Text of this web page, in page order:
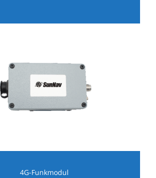
4G-Funkmodul